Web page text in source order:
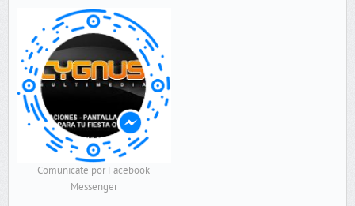
Comunicate por Facebook
Messenger